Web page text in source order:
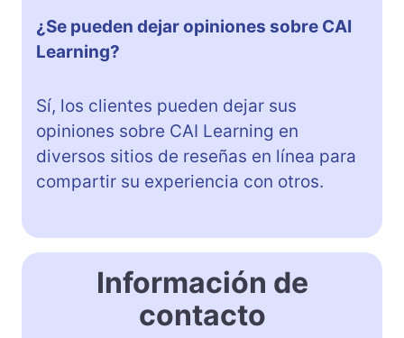
¿Se pueden dejar opiniones sobre CAI
Learning?
Sí, los clientes pueden dejar sus
opiniones sobre CAI Learning en
diversos sitios de reseñas en línea para
compartir su experiencia con otros.
Información de
contacto